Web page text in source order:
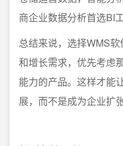
商企业数据分析首选BI工
总结来说，选择WMS
和增长需求，优先考虑
能力的产品。这样才能
展，而不是成为企业扩